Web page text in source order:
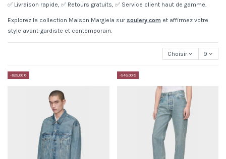
✅ Livraison rapide, ✅ Retours gratuits, ✅ Service client haut de gamme.
Explorez la collection Maison Margiela sur soulery.com et affirmez votre
style avant-gardiste et contemporain.
Choisir 9
-825,00 € -545,00 €